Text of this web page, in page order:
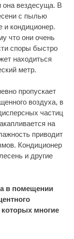
она вездесуща. В
с пылью
и кондиционер.
что они очень
споры быстро
находиться
метр.
пропускает
воздуха, в
частиц
на
приводит
Кондиционер
и другие
в помещении
многие
i
не
i
будете в шоке
долго